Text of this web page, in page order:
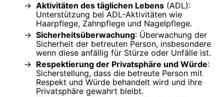
Aktivitäten des täglichen Lebens (ADL):
Unterstützung bei ADL-Aktivitäten wie
Haarpflege, Zahnpflege und Nagelpflege.
Sicherheitsüberwachung: Überwachung der
Sicherheit der betreuten Person, insbesondere
wenn diese anfällig für Stürze oder Unfälle ist.
Respektierung der Privatsphäre und Würde:
Sicherstellung, dass die betreute Person mit
Respekt und Würde behandelt wird und ihre
Privatsphäre gewahrt bleibt.